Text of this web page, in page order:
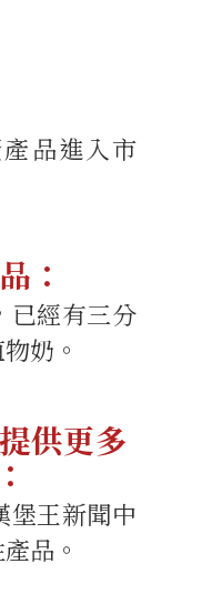
品進入市
：
已經有三分
奶。
供更多
堡王新聞中
品。